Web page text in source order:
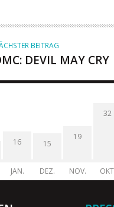
BEITRAG
DEVIL MAY CRY
16
JAN.
15
DEZ.
19
NOV.
32